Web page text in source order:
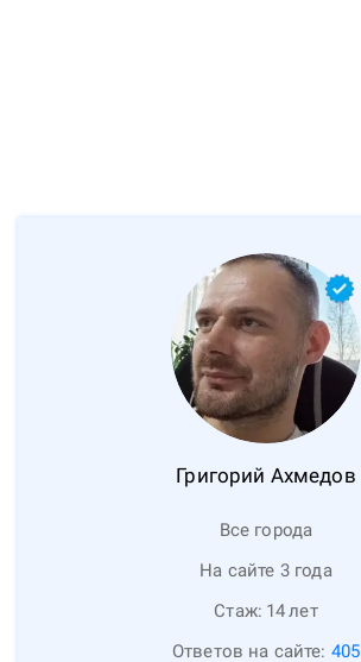
Григорий Ахмедов
Все города
На сайте 3 года
Стаж: 14лет
Ответов на сайте: 405